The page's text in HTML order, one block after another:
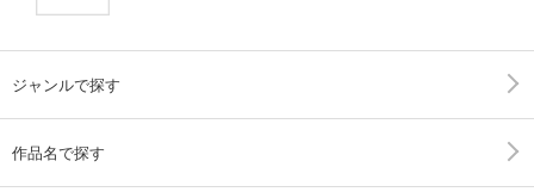
ジャンルで探す
作品名で探す